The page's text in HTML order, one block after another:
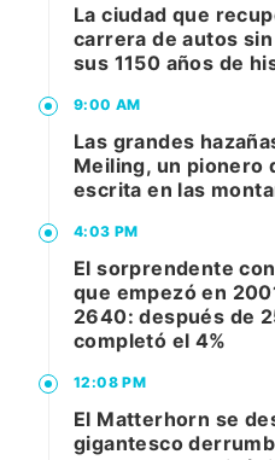
La ciudad que
carrera de autos
sus 1150 años de
9:00 AM
Las grandes
Meiling, un pionero
escrita en las
4:03 PM
El sorprendente
que empezó en
2640: después de
completó el 4%
12:08 PM
El Matterhorn se
gigantesco